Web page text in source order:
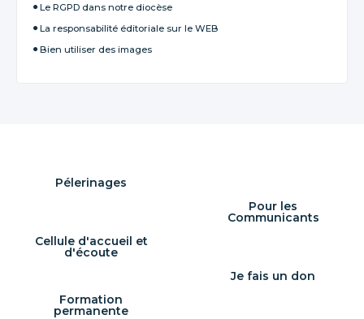
Le RGPD dans notre diocèse
La responsabilité éditoriale sur le WEB
Bien utiliser des images
Pélerinages
Pour les
Communicants
Cellule d'accueil et
d'écoute
Je fais un don
Formation
permanente